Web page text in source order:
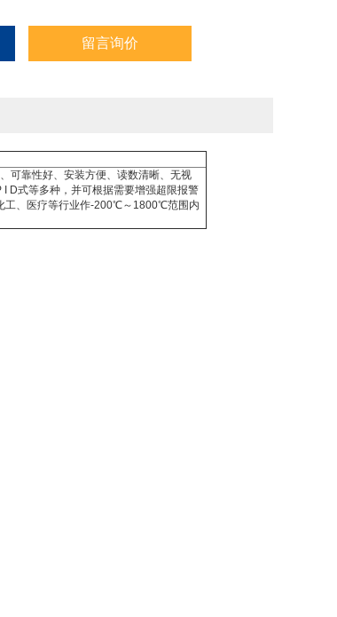
留言询价
可靠性好、安装方便、读数清晰、无视
D式等多种，并可根据需要增强超限报警
工、医疗等行业作-200℃～1800℃范围内